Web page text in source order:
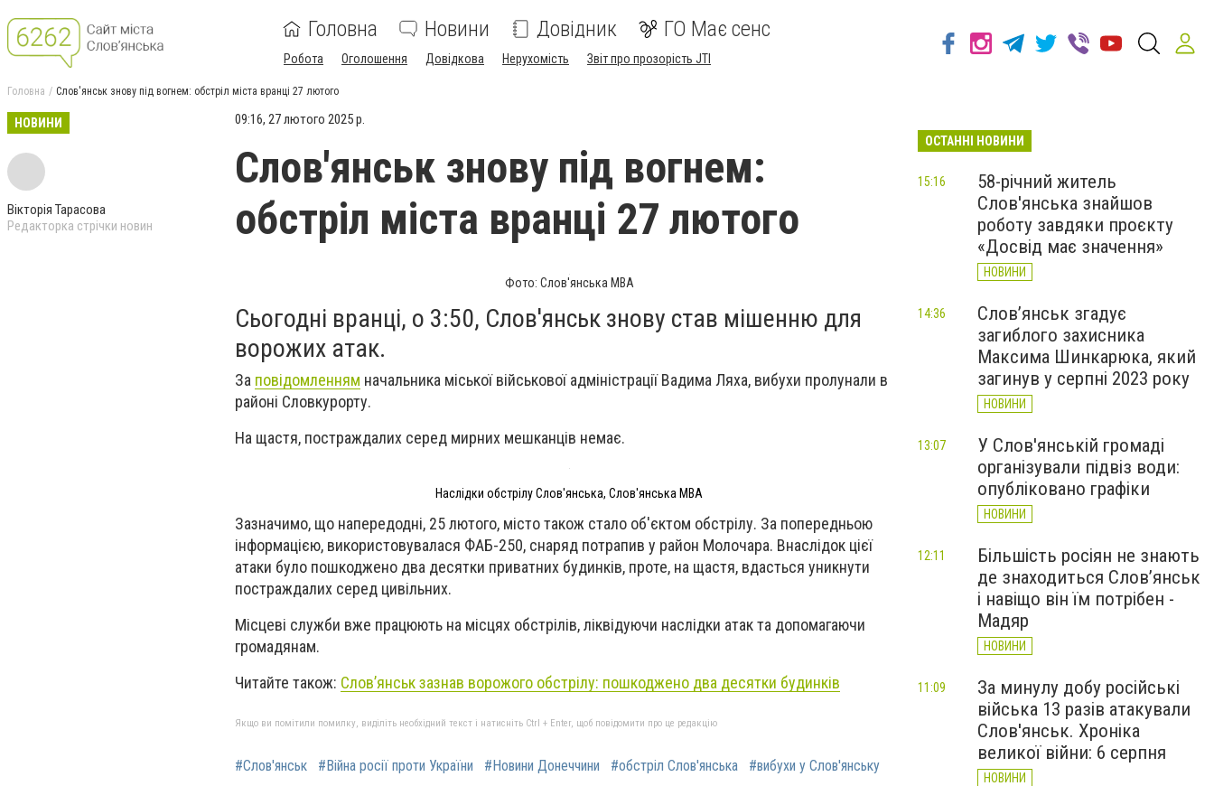
Головна Новини Довідник ГО Має сенс
Робота Оголошення Довідкова Нерухомість Звіт про прозорість JTI
Головна Слов'янськ знову під вогнем: обстріл міста вранці 27 лютого
НОВИНИ
Вікторія Тарасова
Редакторка стрічки новин
09:16, 27 лютого 2025 р.
Слов'янськ знову під вогнем:
обстріл міста вранці 27 лютого
Фото: Слов'янська МВА
Сьогодні вранці, о 3:50, Слов'янськ знову став мішенню для
ворожих атак.
За повідомленням начальника міської військової адміністрації Вадима Ляха, вибухи пролунали в
районі Словкурорту.
На щастя, постраждалих серед мирних мешканців немає.
Наслідки обстрілу Слов'янська, Слов'янська МВА
Зазначимо, що напередодні, 25 лютого, місто також стало об'єктом обстрілу. За попередньою
інформацією, використовувалася ФАБ-250, снаряд потрапив у район Молочара. Внаслідок цієї
атаки було пошкоджено два десятки приватних будинків, проте, на щастя, вдасться уникнути
постраждалих серед цивільних.
Місцеві служби вже працюють на місцях обстрілів, ліквідуючи наслідки атак та допомагаючи
громадянам.
Читайте також: Словʼянськ зазнав ворожого обстрілу: пошкоджено два десятки будинків
Якщо ви помітили помилку, виділіть необхідний текст і натисніть Ctrl + Enter, щоб повідомити про це редакцію
#Слов'янськ #Війна росії проти України #Новини Донеччини #обстріл Слов'янська #вибухи у Слов'янську
ОСТАННІ НОВИНИ
58-річний житель
Слов'янська знайшов
роботу завдяки проєкту
«Досвід має значення»
НОВИНИ
15:16
Слов’янськ згадує
загиблого захисника
Максима Шинкарюка, який
загинув у серпні 2023 року
НОВИНИ
14:36
У Слов'янській громаді
організували підвіз води:
опубліковано графіки
НОВИНИ
13:07
Більшість росіян не знають
де знаходиться Слов’янськ
і навіщо він їм потрібен -
Мадяр
НОВИНИ
12:11
За минулу добу російські
війська 13 разів атакували
Слов'янськ. Хроніка
великої війни: 6 серпня
НОВИНИ
11:09